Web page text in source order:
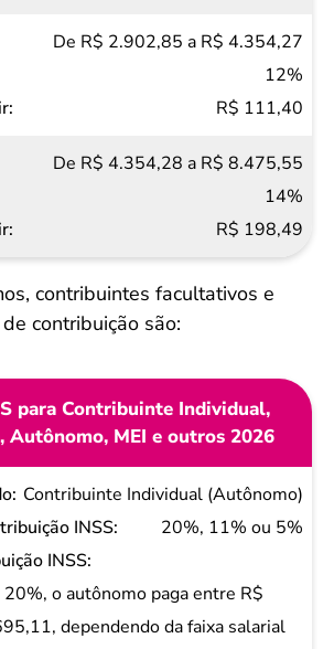
De R$ 2.902,85 a R$ 4.354,27
12%
R$ 111,40
De R$ 4.354,28 a R$ 8.475,55
14%
R$ 198,49
contribuintes facultativos e
contribuição são:
para Contribuinte Individual,
Autônomo, MEI e outros 2026
Contribuinte Individual (Autônomo)
20%, 11% ou 5%
o autônomo paga entre R$
dependendo da faixa salarial